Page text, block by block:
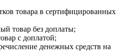
товара в сертифицированных
товар без доплаты;
с доплатой;
денежных средств на